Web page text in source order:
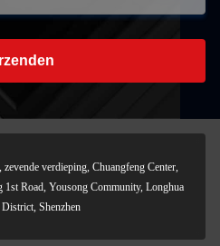
verdieping, Chuangfeng Center,
1st Road, Yousong Community, Longhua
Shenzhen